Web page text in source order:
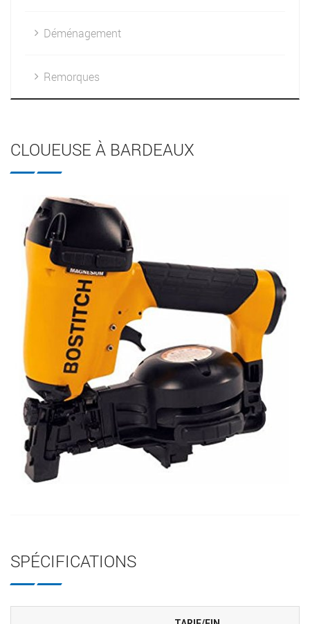
Déménagement
Remorques
CLOUEUSE À BARDEAUX
SPÉCIFICATIONS